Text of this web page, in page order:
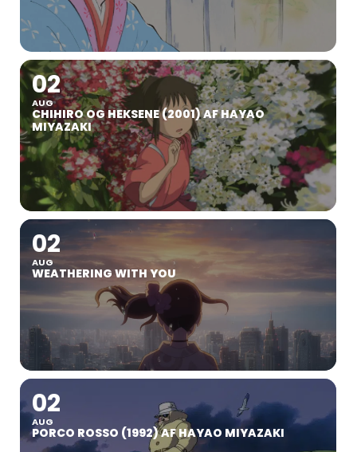
02
AUG
CHIHIRO OG HEKSENE (2001) AF HAYAO
MIYAZAKI
02
AUG
WEATHERING WITH YOU
02
AUG
PORCO ROSSO (1992) AF HAYAO MIYAZAKI